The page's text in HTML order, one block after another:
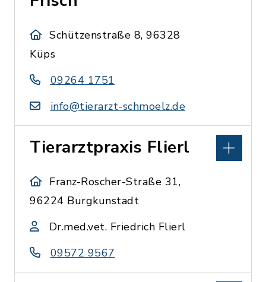
Schützenstraße 8, 96328
Küps
09264 1751
info@tierarzt-schmoelz.de
Tierarztpraxis Flierl
Franz-Roscher-Straße 31,
96224 Burgkunstadt
Dr.med.vet. Friedrich Flierl
09572 9567